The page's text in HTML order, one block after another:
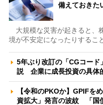
備えておきた
大規模な災害が起きると、
境が不安定になったりするこ
5年ぶり改訂の「CGコー
説 企業に成長投資の具体
【令和のPKOか】GPIFを
資拡大」発言の波紋 「国